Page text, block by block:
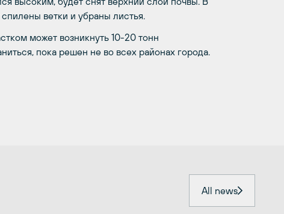
ветки и убраны листья.
может возникнуть 10-20 тонн
пока решен не во всех районах города.
All news